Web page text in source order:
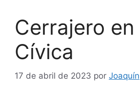
Cerrajero en
Cívica
17 de abril de 2023 por Joaquín